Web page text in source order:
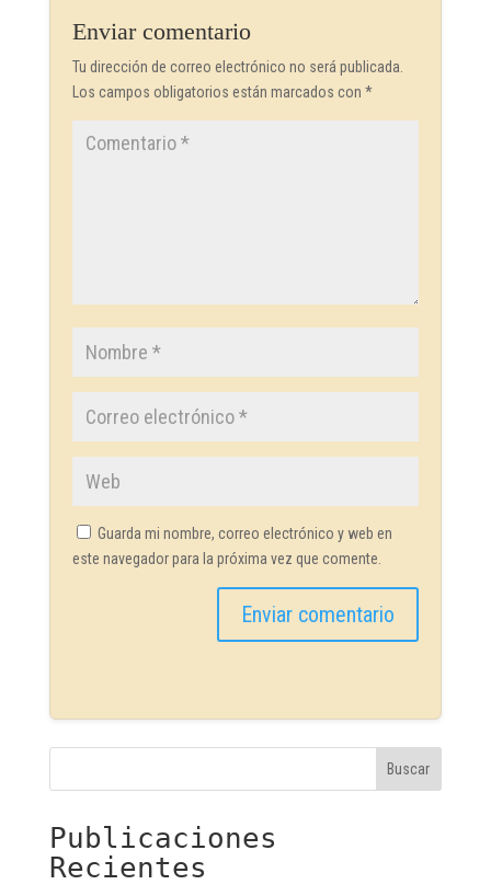
Enviar comentario
Tu dirección de correo electrónico no será publicada.
Los campos obligatorios están marcados con *
Guarda mi nombre, correo electrónico y web en
este navegador para la próxima vez que comente.
Buscar
Publicaciones
Recientes